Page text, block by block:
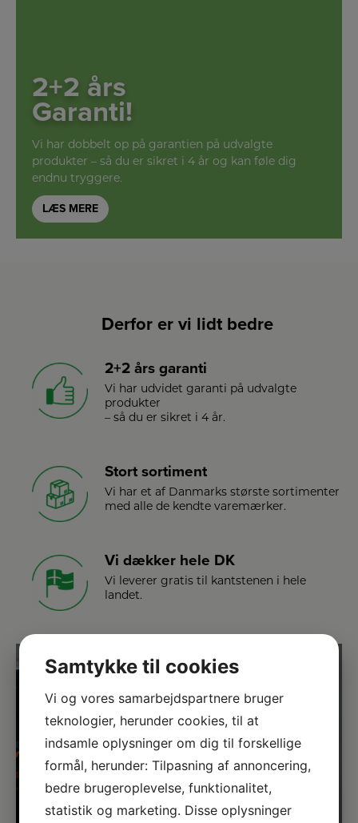
2+2 års
Garanti!
Vi har dobbelt op på garantien på udvalgte
produkter – så du er sikret i 4 år og kan føle dig
endnu tryggere.
LÆS MERE
Derfor er vi lidt bedre
2+2 års garanti
Vi har udvidet garanti på udvalgte
produkter
– så du er sikret i 4 år.
Stort sortiment
Vi har et af Danmarks største sortimenter
med alle de kendte varemærker.
Vi dækker hele DK
Vi leverer gratis til kantstenen i hele
landet.
Samtykke til cookies
Vi og vores samarbejdspartnere bruger
teknologier, herunder cookies, til at
indsamle oplysninger om dig til forskellige
formål, herunder: Tilpasning af annoncering,
bedre brugeroplevelse, funktionalitet,
statistik og marketing. Disse oplysninger